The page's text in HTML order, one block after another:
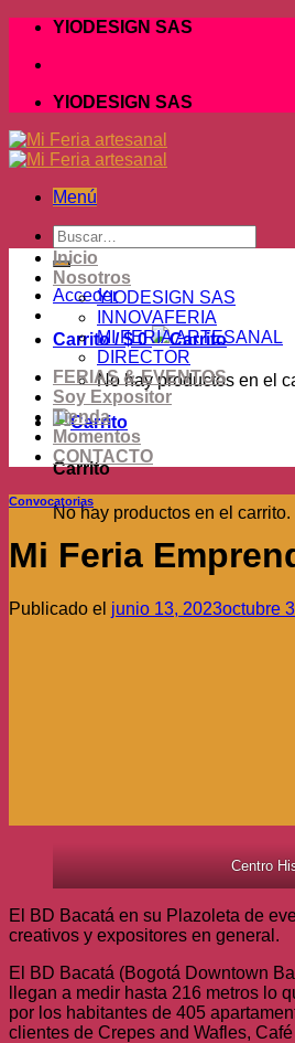
Skip
content
YIODESIGN SAS
YIODESIGN SAS
Menú
Buscar
por:
Acceder
Carrito /$0
No hay productos en el
Carrito
No hay productos en el carrito.
Inicio
Nosotros
YIODESIGN SAS
INNOVAFERIA
MI FERIA ARTESANAL
DIRECTOR
FERIAS & EVENTOS
Soy Expositor
Tienda
Momentos
CONTACTO
Convocatorias
Mi Feria
Publicado el junio 13, 2023octubre
Centro
El BD Bacatá en su Plazoleta de
creativos y expositores en general.
El BD Bacatá (Bogotá Downtown
llegan a medir hasta 216 metros lo
por los habitantes de 405
clientes de Crepes and Wafles,